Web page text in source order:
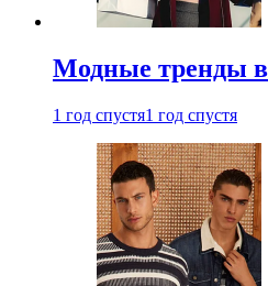
Модные тренды
1 год спустя1 год спустя